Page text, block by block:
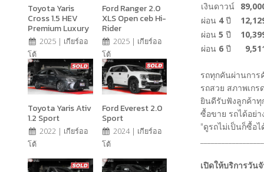
Toyota Yaris
Cross 1.5 HEV
Premium Luxury
2025 | เกียร์ออ
โต้
Ford Ranger 2.0
XLS Open ceb Hi-
Rider
2025 | เกียร์ออ
โต้
Toyota Yaris Ativ
1.2 Sport
2022 | เกียร์ออ
โต้
Ford Everest 2.0
Sport
2024 | เกียร์ออ
โต้
เงินดาวน์
ผ่อน 4ปี
ผ่อน 5 ปี
ผ่อน 6 ปี
รถทุกคันผ่านกา
รถสวย สภาพเกร
ยินดีรับฟังลูกค้าทุ
ซื้อขาย รถได้อย่
"ดูรถไม่เป็นก็ซื้อ
เปิดให้บริการวัน